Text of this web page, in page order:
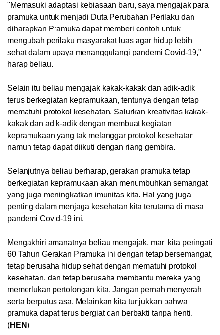
"Memasuki adaptasi kebiasaan baru, saya mengajak para
pramuka untuk menjadi Duta Perubahan Perilaku dan
diharapkan Pramuka dapat memberi contoh untuk
mengubah perilaku masyarakat luas agar hidup lebih
sehat dalam upaya menanggulangi pandemi Covid-19,"
harap beliau.
Selain itu beliau mengajak kakak-kakak dan adik-adik
terus berkegiatan kepramukaan, tentunya dengan tetap
mematuhi protokol kesehatan. Salurkan kreativitas kakak-
kakak dan adik-adik dengan membuat kegiatan
kepramukaan yang tak melanggar protokol kesehatan
namun tetap dapat diikuti dengan riang gembira.
Selanjutnya beliau berharap, gerakan pramuka tetap
berkegiatan kepramukaan akan menumbuhkan semangat
yang juga meningkatkan imunitas kita. Hal yang juga
penting dalam menjaga kesehatan kita terutama di masa
pandemi Covid-19 ini.
Mengakhiri amanatnya beliau mengajak, mari kita peringati
60 Tahun Gerakan Pramuka ini dengan tetap bersemangat,
tetap berusaha hidup sehat dengan mematuhi protokol
kesehatan, dan tetap berusaha membantu mereka yang
memerlukan pertolongan kita. Jangan pernah menyerah
serta berputus asa. Melainkan kita tunjukkan bahwa
pramuka dapat terus bergiat dan berbakti tanpa henti.
(HEN)